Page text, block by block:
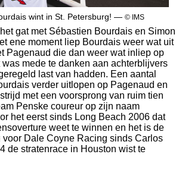
wint in St. Petersburg! — © IMS
gat met Sébastien Bourdais en Simon
ene moment liep Bourdais weer wat uit
Pagenaud die dan weer wat inliep op
mede te danken aan achterblijvers
last van hadden. Een aantal
verder uitlopen op Pagenaud en
met een voorsprong van ruim tien
Penske coureur op zijn naam
het eerst sinds Long Beach 2006 dat
weet te winnen en het is de
Dale Coyne Racing sinds Carlos
de stratenrace in Houston wist te